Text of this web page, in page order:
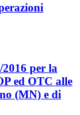
per la
ed OTC alle
(MN) e di